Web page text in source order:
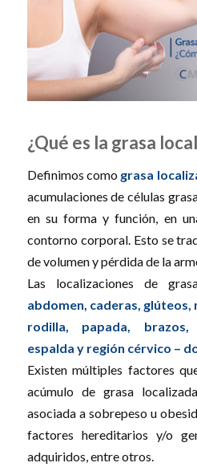
¿Qué es la grasa
Definimos como grasa
acumulaciones de células
en su forma y función, en
contorno corporal. Esto se
de volumen y pérdida de la
Las localizaciones de
abdomen, caderas, glúteos,
rodilla, papada,
espalda y región cérvico –
Existen múltiples factores
acúmulo de grasa
asociada a sobrepeso u
factores hereditarios y/o
adquiridos, entre otros.